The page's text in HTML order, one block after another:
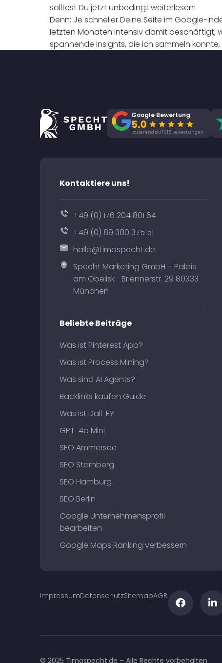
solltest Du jetzt unbedingt weiterlesen!
Denn: Je schneller Deine Seite im Google-
letzten Monaten intensiv damit beschäftigt,
spannende Insights, die ich sammeln
Google Bewertung
Basierend auf 315 Bewertungen
Kontaktiere uns!
+49 (0) 176 204 801 64
+49 (0) 89 380 375 51
hallo@timospecht.de
Specht Marketing GmbH – Palais
am Obelisk Briennerstr. 29 80333
München
Beliebte Beiträge
Was ist Pinterest App?
Was ist Process Mining?
Was sind AI Agents?
Backlinks kaufen Guide
Was ist Dall-E?
GPT-4o Mini
SEO Ammersee
SEO Starnberg
SEO Hamburg
SEO Berlin
Google Unternehmensprofil
bearbeiten
Google Maps Ranking verbessern
ImpressumDatenschutzSitemapAGB
© 2025 Timospecht.de – Alle Rechte vorbehalten